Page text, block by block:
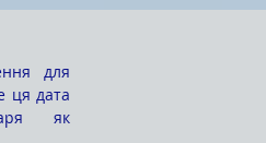
ця дата
як